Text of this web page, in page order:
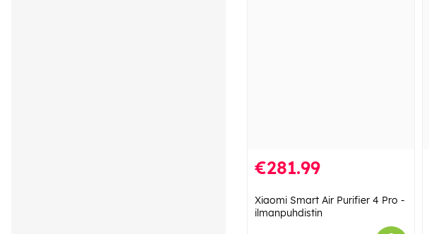
€281.99
Xiaomi Smart Air Purifier 4 Pro -
ilmanpuhdistin